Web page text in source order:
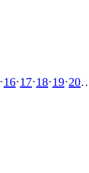
·16·17·18·19·20